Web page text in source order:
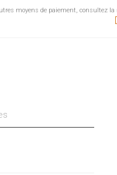
moyens de paiement, consultez la